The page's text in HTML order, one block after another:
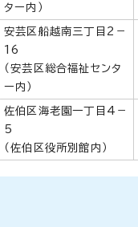
ター内）
安芸区船越南三丁目2－
16
（安芸区総合福祉センタ
ー内）
佐伯区海老園一丁目4－
5
（佐伯区役所別館内）